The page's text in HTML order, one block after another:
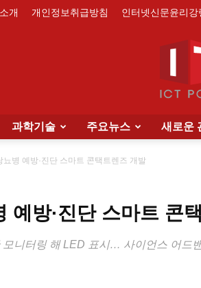
개 개인정보취급방침 인터넷신문윤리강
과학기술 주요뉴스 새로운
뇨병 예방·진단 스마트 콘택트렌즈 개발
예방·진단 스마트 콘
모니터링 해 LED 표시… 사이언스 어드